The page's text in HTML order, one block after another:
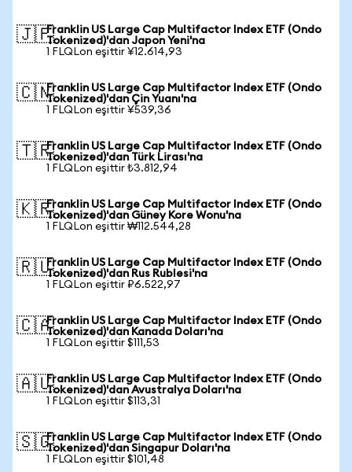
🇯🇵Franklin US Large Cap Multifactor Index ETF (Ondo
Tokenized)'dan Japon Yeni'na
1 FLQLon eşittir ¥12.614,93
🇨🇳Franklin US Large Cap Multifactor Index ETF (Ondo
Tokenized)'dan Çin Yuanı'na
1 FLQLon eşittir ¥539,36
🇹🇷Franklin US Large Cap Multifactor Index ETF (Ondo
Tokenized)'dan Türk Lirası'na
1 FLQLon eşittir ₺3.812,94
🇰🇷Franklin US Large Cap Multifactor Index ETF (Ondo
Tokenized)'dan Güney Kore Wonu'na
1 FLQLon eşittir ₩112.544,28
🇷🇺Franklin US Large Cap Multifactor Index ETF (Ondo
Tokenized)'dan Rus Rublesi'na
1 FLQLon eşittir ₽6.522,97
🇨🇦Franklin US Large Cap Multifactor Index ETF (Ondo
Tokenized)'dan Kanada Doları'na
1 FLQLon eşittir $111,53
🇦🇺Franklin US Large Cap Multifactor Index ETF (Ondo
Tokenized)'dan Avustralya Doları'na
1 FLQLon eşittir $113,31
🇸🇬Franklin US Large Cap Multifactor Index ETF (Ondo
Tokenized)'dan Singapur Doları'na
1 FLQLon eşittir $101,48